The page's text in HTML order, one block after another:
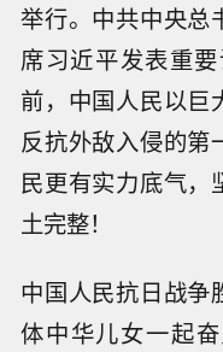
举行。中共中央总
席习近平发表重
前，中国人民以巨
反抗外敌入侵的第
民更有实力底气，
土完整！
中国人民抗日战争
体中华儿女一起